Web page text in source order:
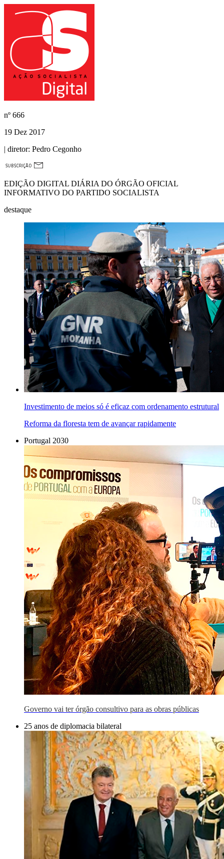
nº 666
19 Dez 2017
| diretor: Pedro Cegonho
EDIÇÃO DIGITAL DIÁRIA DO ÓRGÃO OFICIAL
INFORMATIVO DO PARTIDO SOCIALISTA
destaque
Investimento de meios só é eficaz com ordenamento estrutural
Reforma da floresta tem de avançar rapidamente
Portugal 2030
Governo vai ter órgão consultivo para as obras públicas
25 anos de diplomacia bilateral